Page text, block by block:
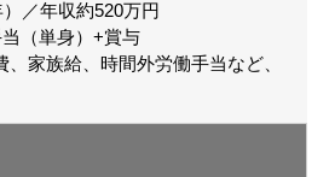
）／年収約520万円
（単身）+賞与
家族給、時間外労働手当など、